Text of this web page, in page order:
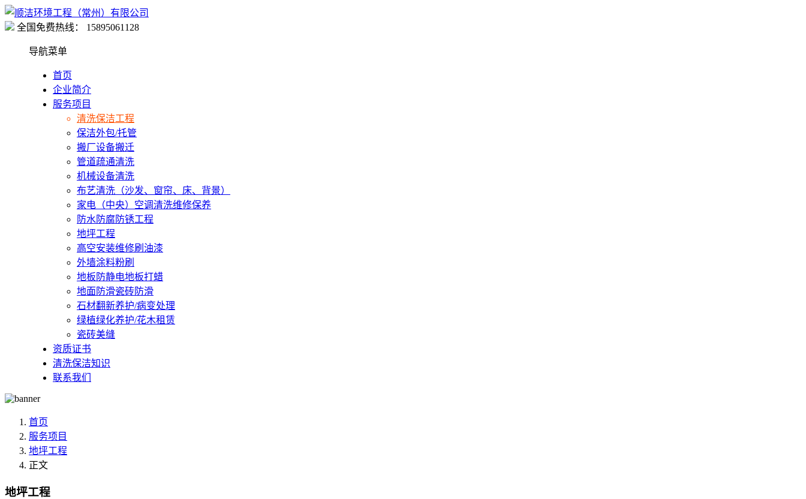
全国免费热线： 15895061128
导航菜单
首页
企业简介
服务项目
清洗保洁工程
保洁外包/托管
搬厂设备搬迁
管道疏通清洗
机械设备清洗
布艺清洗（沙发、窗帘、床、背景）
家电（中央）空调清洗维修保养
防水防腐防锈工程
地坪工程
高空安装维修刷油漆
外墙涂料粉刷
地板防静电地板打蜡
地面防滑瓷砖防滑
石材翻新养护/病变处理
绿植绿化养护/花木租赁
瓷砖美缝
资质证书
清洗保洁知识
联系我们
首页
服务项目
地坪工程
正文
地坪工程